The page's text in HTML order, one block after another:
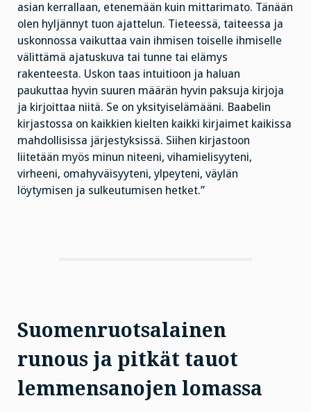
asian kerrallaan, etenemään kuin mittarimato. Tänään
olen hyljännyt tuon ajattelun. Tieteessä, taiteessa ja
uskonnossa vaikuttaa vain ihmisen toiselle ihmiselle
välittämä ajatuskuva tai tunne tai elämys
rakenteesta. Uskon taas intuitioon ja haluan
paukuttaa hyvin suuren määrän hyvin paksuja kirjoja
ja kirjoittaa niitä. Se on yksityiselämääni. Baabelin
kirjastossa on kaikkien kielten kaikki kirjaimet kaikissa
mahdollisissa järjestyksissä. Siihen kirjastoon
liitetään myös minun niteeni, vihamielisyyteni,
virheeni, omahyväisyyteni, ylpeyteni, väylän
löytymisen ja sulkeutumisen hetket.”
Suomenruotsalainen
runous ja pitkät tauot
lemmensanojen lomassa